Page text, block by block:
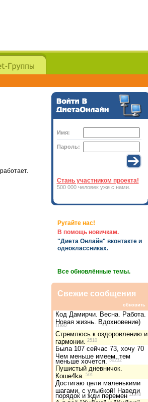
Имя:
Пароль:
Стань участником проекта!
500 000 человек уже с нами.
Ругайте нас!
В помощь новичкам.
"Диета Онлайн" вконтакте и
одноклассниках.
Все обновлённые темы.
Свежие сообщения
обновить
Код Дамирчи. Весна. Работа.
Новая жизнь. Вдохновение)
11882
Стремлюсь к оздоровлению и
гармонии. 2510
Была 107 сейчас 73, хочу 70
Чем меньше имеем, тем
меньше хочется.30232
Пушистый дневничок.
Коше4ka. 501
Достигаю цели маленькими
шагами, с улыбкой! Наведи
порядок и жди перемен11378